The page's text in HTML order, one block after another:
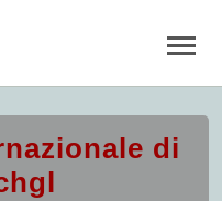
di